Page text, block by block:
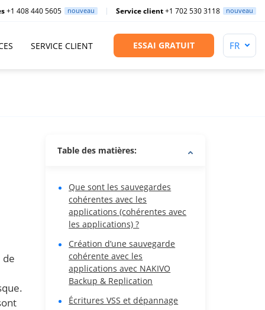
+1 408 440 5605 nouveau Service client+1 702 530 3118 nouveau
SERVICE CLIENT ESSAI GRATUIT
de
Table des matières:
Que sont les sauvegardes
cohérentes avec les
applications (cohérentes avec
les applications) ?
Création d’une sauvegarde
cohérente avec les
applications avec NAKIVO
Backup & Replication
Écritures VSS et dépannage